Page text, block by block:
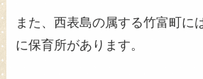
また、西表島の属する竹富町に
に保育所があります。